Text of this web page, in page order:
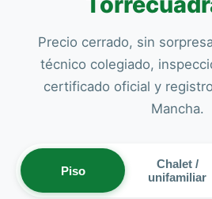
Precio cerrado, sin
técnico colegiado,
certificado oficial y
Mancha.
Piso
Chalet /
unifamiliar